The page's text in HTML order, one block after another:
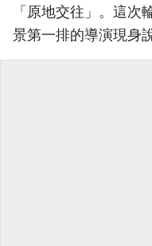
「原地交往」。這
景第一排的導演現身